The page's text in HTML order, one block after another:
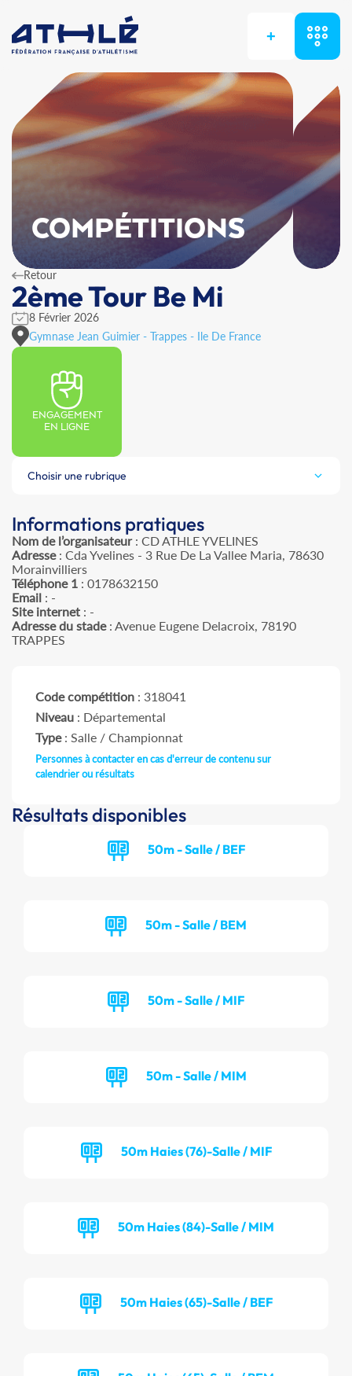
+
COMPÉTITIONS
Retour
2ème Tour Be Mi
8 Février 2026
Gymnase Jean Guimier - Trappes - Ile De France
ENGAGEMENT
EN LIGNE
Choisir une rubrique
Informations pratiques
Nom de l’organisateur: CD ATHLE YVELINES
Adresse: Cda Yvelines - 3 Rue De La Vallee Maria, 78630
Morainvilliers
Téléphone 1 : 0178632150
Email : -
Site internet : -
Adresse du stade: Avenue Eugene Delacroix, 78190
TRAPPES
Code compétition : 318041
Niveau : Départemental
Type: Salle / Championnat
Personnes à contacter en cas d'erreur de contenu sur
calendrier ou résultats
Résultats disponibles
50m - Salle / BEF
50m - Salle / BEM
50m - Salle / MIF
50m - Salle / MIM
50m Haies (76)-Salle / MIF
50m Haies (84)-Salle / MIM
50m Haies (65)-Salle / BEF